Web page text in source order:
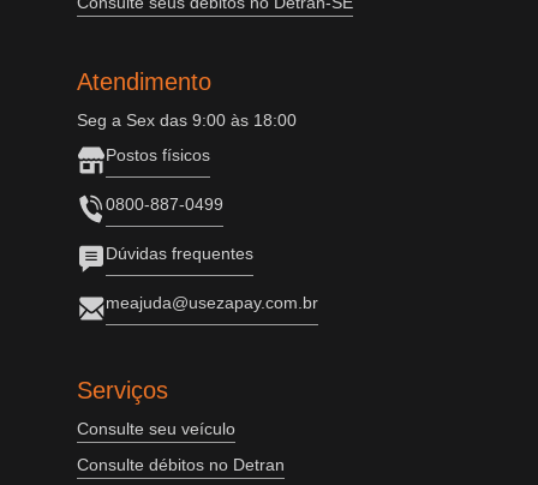
Atendimento
Seg a Sex das 9:00 às 18:00
Postos físicos
0800-887-0499
Dúvidas frequentes
meajuda@usezapay.com.br
Serviços
Consulte seu veículo
Consulte débitos no Detran